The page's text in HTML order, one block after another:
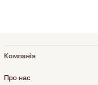
Компанія
Про нас